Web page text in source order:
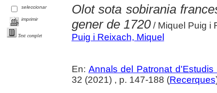
seleccionar
imprimir
Text complet
Olot sota sobirania
gener de 1720/ Miquel Puig i
Puig i Reixach, Miquel
En: Annals del Patronat
32 (2021) , p. 147-188 (Recerques